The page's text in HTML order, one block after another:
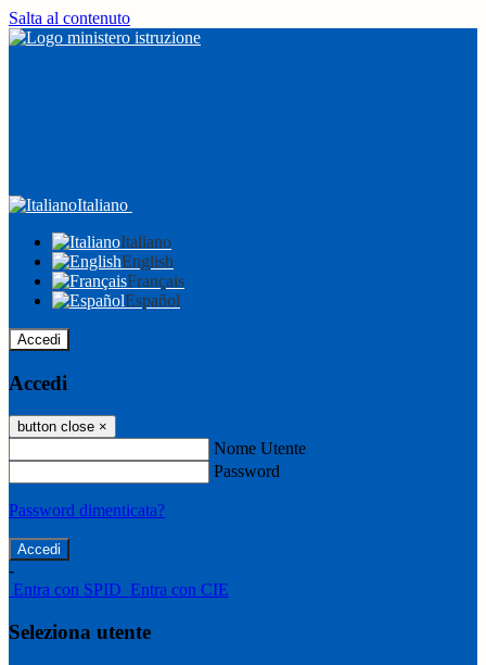
Salta al contenuto
Italiano
Italiano
English
Français
Español
Accedi
Accedi
button close ×
Nome Utente
Password
Password dimenticata?
-
Entra con SPID Entra con CIE
Seleziona utente